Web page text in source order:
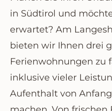
in Südtirol und
erwartet? Am
bieten wir Ihnen drei
Ferienwohnungen zu
inklusive vieler
Aufenthalt von